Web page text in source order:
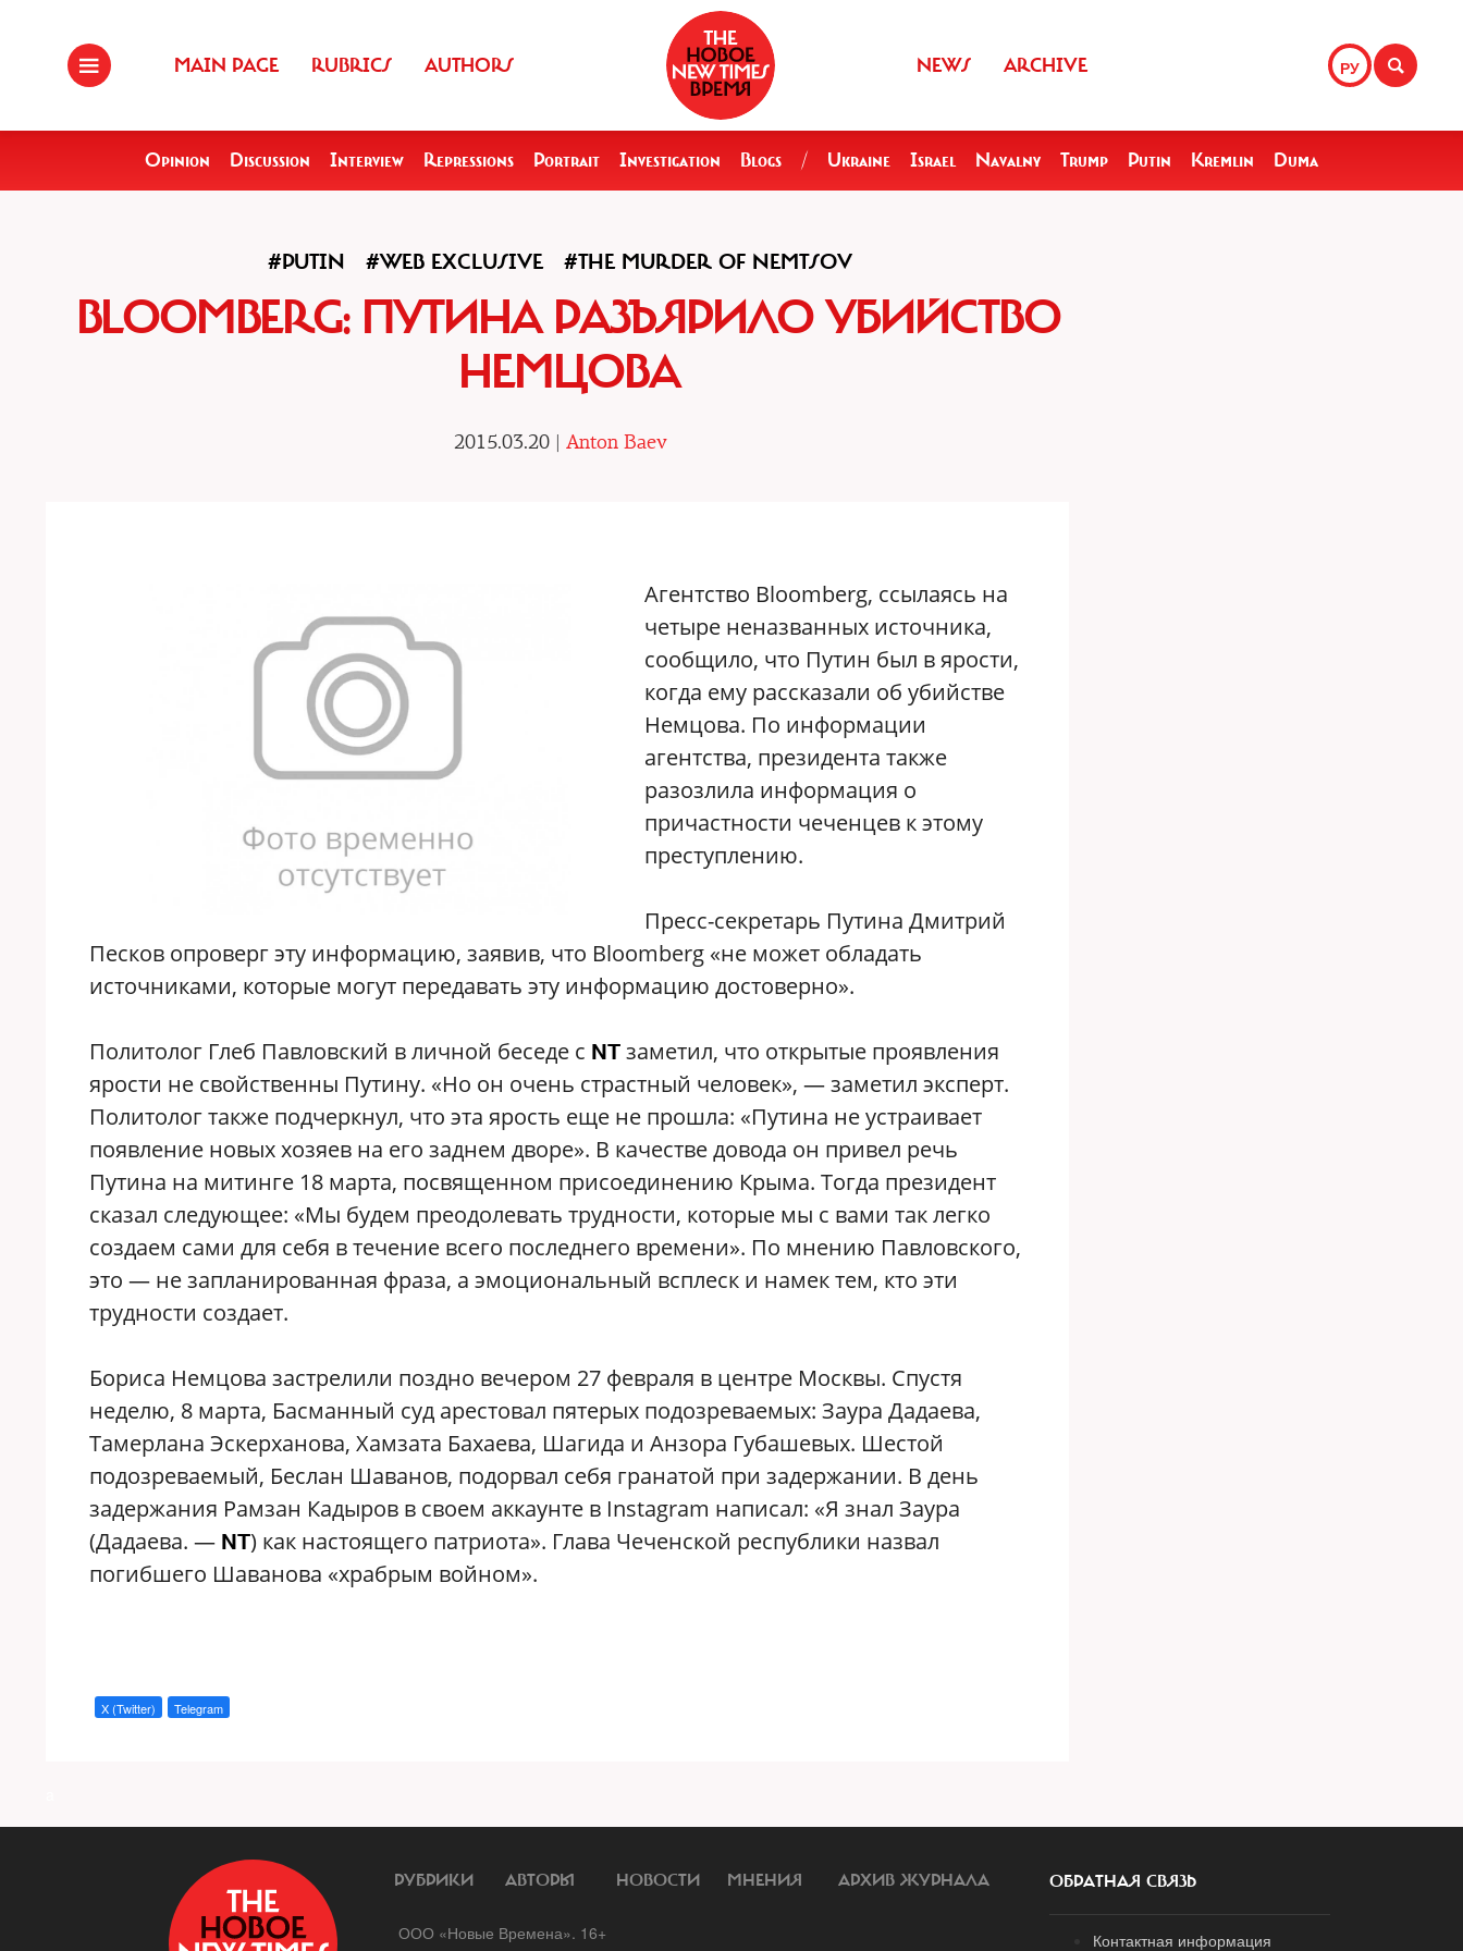
MAIN PAGE RUBRICS AUTHORS РУ
NEWS ARCHIVE
Opinion Discussion Interview Repressions Portrait Investigation Blogs / Ukraine Israel Navalny Trump Putin Kremlin Duma
#PUTIN #WEB EXCLUSIVE #THE MURDER OF NEMTSOV
BLOOMBERG: ПУТИНА РАЗЪЯРИЛО УБИЙСТВО
НЕМЦОВА
2015.03.20 | Anton Baev
Агентство Bloomberg, ссылаясь на
четыре неназванных источника,
сообщило, что Путин был в ярости,
когда ему рассказали об убийстве
Немцова. По информации
агентства, президента также
разозлила информация о
причастности чеченцев к этому
преступлению.
Пресс-секретарь Путина Дмитрий
Песков опроверг эту информацию, заявив, что Bloomberg «не может обладать
источниками, которые могут передавать эту информацию достоверно».
Политолог Глеб Павловский в личной беседе с NTзаметил, что открытые проявления
ярости не свойственны Путину. «Но он очень страстный человек», — заметил эксперт.
Политолог также подчеркнул, что эта ярость еще не прошла: «Путина не устраивает
появление новых хозяев на его заднем дворе». В качестве довода он привел речь
Путина на митинге 18 марта, посвященном присоединению Крыма. Тогда президент
сказал следующее: «Мы будем преодолевать трудности, которые мы с вами так легко
создаем сами для себя в течение всего последнего времени». По мнению Павловского,
это — не запланированная фраза, а эмоциональный всплеск и намек тем, кто эти
трудности создает.
Бориса Немцова застрелили поздно вечером 27 февраля в центре Москвы. Спустя
неделю, 8 марта, Басманный суд арестовал пятерых подозреваемых: Заура Дадаева,
Тамерлана Эскерханова, Хамзата Бахаева, Шагида и Анзора Губашевых. Шестой
подозреваемый, Беслан Шаванов, подорвал себя гранатой при задержании. В день
задержания Рамзан Кадыров в своем аккаунте в Instagram написал: «Я знал Заура
(Дадаева. — NT) как настоящего патриота». Глава Чеченской республики назвал
погибшего Шаванова «храбрым войном».
X (Twitter) Telegram
РУБРИКИ АВТОРЫ НОВОСТИ МНЕНИЯ АРХИВ ЖУРНАЛА
ООО «Новые Времена». 16+
ОБРАТНАЯ СВЯЗЬ
Контактная информация